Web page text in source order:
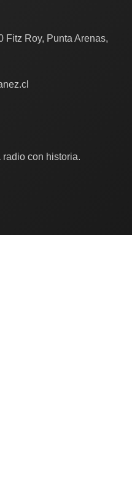
Fitz Roy, Punta Arenas,
con historia.